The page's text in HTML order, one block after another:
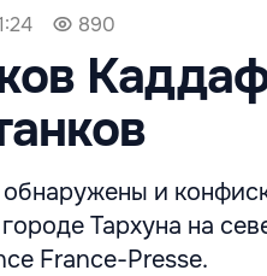
890
и
Тархуна на
France-Presse.